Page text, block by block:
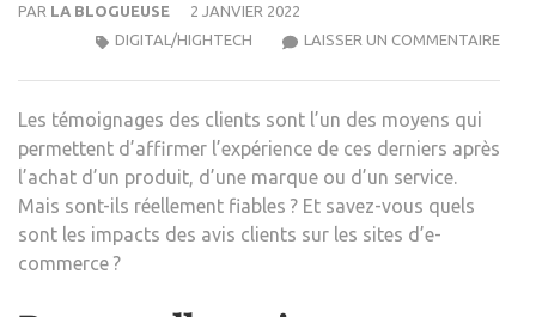
PAR LA BLOGUEUSE
2 JANVIER 2022
LAISSER UN COMMENTAIRE
DIGITAL/HIGHTECH
Les témoignages des clients sont l’un des moyens qui
permettent d’affirmer l’expérience de ces derniers après
l’achat d’un produit, d’une marque ou d’un service.
Mais sont-ils réellement fiables ? Et savez-vous quels
sont les impacts des avis clients sur les sites d’e-
commerce ?